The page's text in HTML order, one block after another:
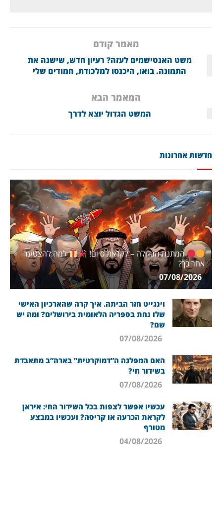
מאמר קודם
משט האנטישמים לעזה? רעיון חדש, שישנה את
התמונה. בואו, היכנסו למלכודת, חמודים שלי
המאמר הבא
המשט הגדול יוצא לדרך
חדשות אחרונות
המתנה הגדולה – לקראת סיום!
למה להצטער
אחר כך?
07/08/2026
וינגייט חזר הביתה. איך קרה שהארכיון האישי
שלו נחת בספריה הלאומית בירושלים? ומה יש
שם?
האם המפלגה ה”דמוקרטית” בארה”ב מתאבדת
בשידור חי?
עכשיו אפשר לצפות בכל השידור החי: איראן
לקראת הכרעה או קריסה? ועכשיו במבצע
מטורף